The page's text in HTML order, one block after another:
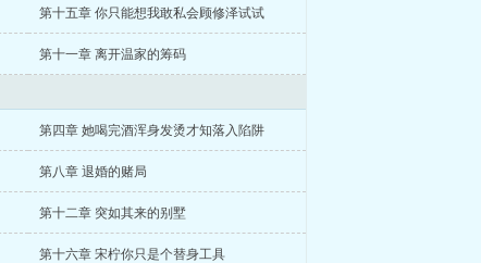
第十五章 你只能想我敢私会顾修泽试试
第十一章 离开温家的筹码
第四章 她喝完酒浑身发烫才知落入陷阱
第八章 退婚的赌局
第十二章 突如其来的别墅
第十六章 宋柠你只是个替身工具